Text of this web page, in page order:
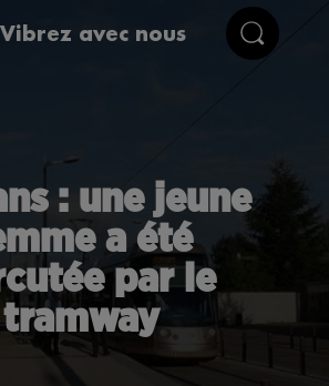
Vibrez avec nous
: une jeune
a été
par le
tramway